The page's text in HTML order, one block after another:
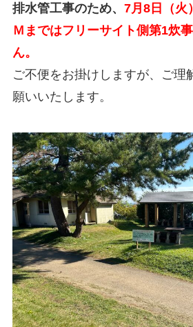
排水管工事のため、 7月8日（火
Ｍまではフリーサイト側第1炊
ん。
ご不便をお掛けしますが、ご理
願いいたします。